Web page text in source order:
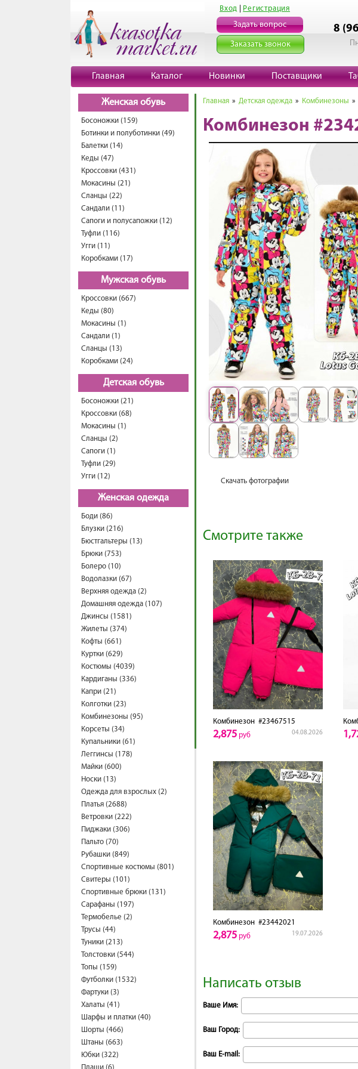
Вход Регистрация
Задать вопрос
Заказать звонок
8
Главная Каталог Новинки Поставщики
Женская обувь
Босоножки (159)
Ботинки и полуботинки (49)
Балетки (14)
Кеды (47)
Кроссовки (431)
Мокасины (21)
Сланцы (22)
Сандали (11)
Сапоги и полусапожки (12)
Туфли (116)
Угги (11)
Коробками (17)
Мужская обувь
Кроссовки (667)
Кеды (80)
Мокасины (1)
Сандали (1)
Сланцы (13)
Коробками (24)
Детская обувь
Босоножки (21)
Кроссовки (68)
Мокасины (1)
Сланцы (2)
Сапоги (1)
Туфли (29)
Угги (12)
Женская одежда
Боди (86)
Блузки (216)
Бюстгальтеры (13)
Брюки (753)
Болеро (10)
Водолазки (67)
Верхняя одежда (2)
Домашняя одежда (107)
Джинсы (1581)
Жилеты (374)
Кофты (661)
Куртки (629)
Костюмы (4039)
Кардиганы (336)
Капри (21)
Колготки (23)
Комбинезоны (95)
Корсеты (34)
Купальники (61)
Леггинсы (178)
Майки (600)
Носки (13)
Одежда для взрослых (2)
Платья (2688)
Ветровки (222)
Пиджаки (306)
Пальто (70)
Рубашки (849)
Спортивные костюмы (801)
Свитеры (101)
Спортивные брюки (131)
Сарафаны (197)
Термобелье (2)
Трусы (44)
Туники (213)
Толстовки (544)
Топы (159)
Футболки (1532)
Фартуки (3)
Халаты (41)
Шарфы и платки (40)
Шорты (466)
Штаны (663)
Юбки (322)
Главная » Детская одежда » Комбинезоны »
Комбинезон
Скачать фотографии
Смотрите также
Комбинезон #23467515
04.08.2026
2,875 руб
Комбинезон #23442021
19.07.2026
2,875 руб
Написать отзыв
Ваше Имя:
Ваш Город:
Ваш E-mail: